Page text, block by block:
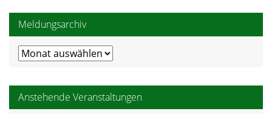
Meldungsarchiv
Meldungsarchiv
Anstehende Veranstaltungen